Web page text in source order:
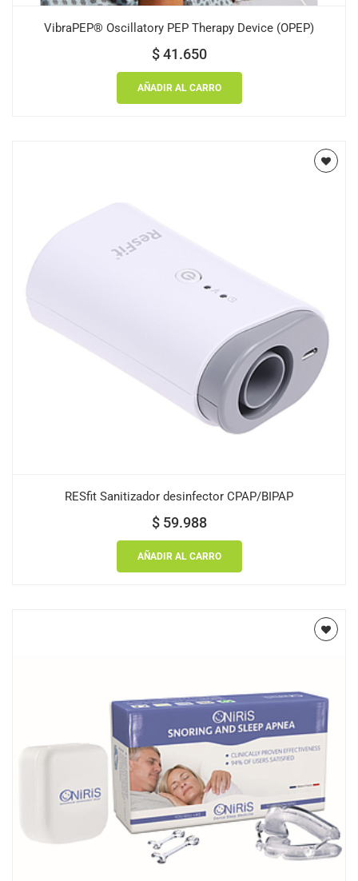
VibraPEP® Oscillatory PEP Therapy Device (OPEP)
$41.650
AÑADIR AL CARRO
RESfit Sanitizador desinfector CPAP/BIPAP
$ 59.988
AÑADIR AL CARRO